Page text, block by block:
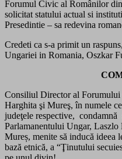
Forumul Civic al Românilor
solicitat statului actual si
Presedintie – sa redevina
Credeti ca s-a primit un
Ungariei in Romania, Oszkar
Consiliul Director al
Harghita şi Mureş, în numele
judeţele respective,
Parlamanentului Ungar,
Mureș, menite să inducă
bază etnică, a “Ţinutului